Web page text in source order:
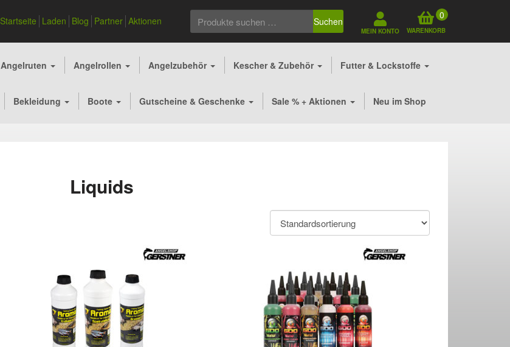
Startseite Laden Blog Partner Aktionen
nach:
Suchen
MEIN KONTO
0
WARENKORB
Angelruten Angelrollen Angelzubehör Kescher & Zubehör Futter & Lockstoffe
Bekleidung Boote Gutscheine & Geschenke Sale % + Aktionen Neu im Shop
Liquids